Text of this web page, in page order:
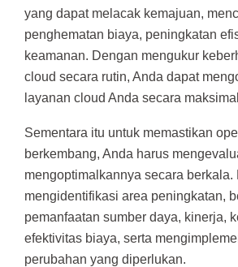
yang dapat melacak kemajuan,
penghematan biaya, peningkatan
keamanan. Dengan mengukur
cloud secara rutin, Anda dapat
layanan cloud Anda secara
Sementara itu untuk memastikan
berkembang, Anda harus
mengoptimalkannya secara berkala.
mengidentifikasi area peningkatan,
pemanfaatan sumber daya, kinerja,
efektivitas biaya, serta
perubahan yang diperlukan.